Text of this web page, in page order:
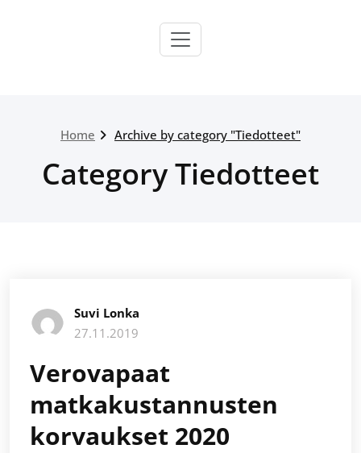
Home Archive by category "Tiedotteet"
Category Tiedotteet
Suvi Lonka
27.11.2019
Verovapaat
matkakustannusten
korvaukset 2020